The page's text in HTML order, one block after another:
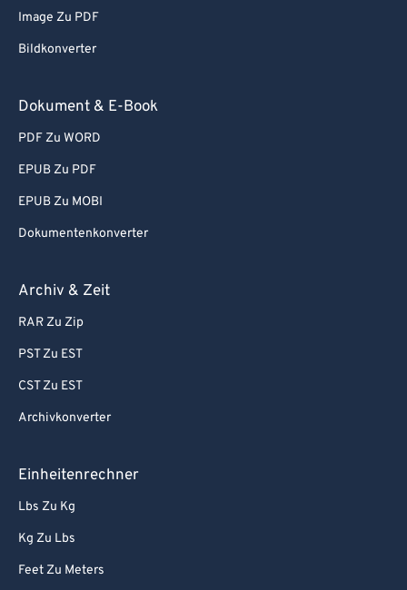
Image Zu PDF
Bildkonverter
Dokument & E-Book
PDF Zu WORD
EPUB Zu PDF
EPUB Zu MOBI
Dokumentenkonverter
Archiv & Zeit
RAR Zu Zip
PST Zu EST
CST Zu EST
Archivkonverter
Einheitenrechner
Lbs Zu Kg
Kg Zu Lbs
Feet Zu Meters